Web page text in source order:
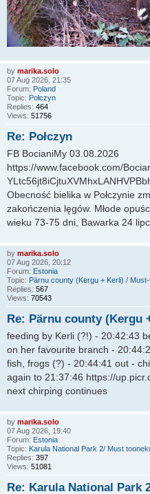
by marika.solo
07 Aug 2026, 21:35
Forum: Poland
Topic: Połczyn
Replies: 464
Views: 51756
Re: Połczyn
FB BocianiMy 03.08.2026
https://www.facebook.com/
Obecność bielika w Połczynie
zakończenia lęgów. Młode
wieku 73-75 dni, Bawarka 24
by marika.solo
07 Aug 2026, 20:12
Forum: Estonia
Topic: Pärnu county (Kergu + Kerli) /
Replies: 567
Views: 70543
Re: Pärnu county (Kergu
feeding by Kerli (?!) - 20:42:43
on her favourite branch -
fish, frogs (?) - 20:44:41 out -
again to 21:37:46 https://
next chirping continues
by marika.solo
07 Aug 2026, 19:40
Forum: Estonia
Topic: Karula National Park 2/ Must
Replies: 397
Views: 51081
Re: Karula National Park